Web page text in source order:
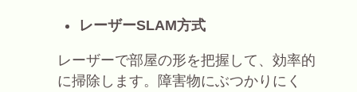
レーザーSLAM方式
レーザーで部屋の形を把握して、効率的
に掃除します。障害物にぶつかりにく